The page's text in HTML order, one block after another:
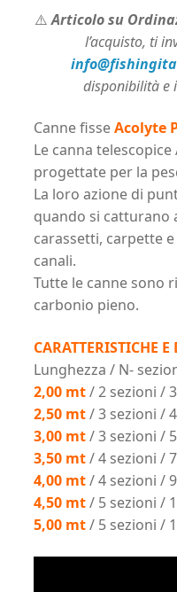
⚠️Articolo su
l’acquisto, ti
disponibilità e
Canne fisseAcolyte
Le canna
progettate per la
La loro azione di
quando si catturano
carassetti, carpette
canali.
Tutte le canne sono
carbonio pieno.
CARATTERISTICHE
Lunghezza / N-
2,00 mt/ 2 sezioni /
2,50 mt/ 3 sezioni /
3,00 mt/ 3 sezioni /
3,50 mt/ 4 sezioni /
4,00 mt/ 4 sezioni /
4,50 mt/ 5 sezioni /
5,00 mt/ 5 sezioni /